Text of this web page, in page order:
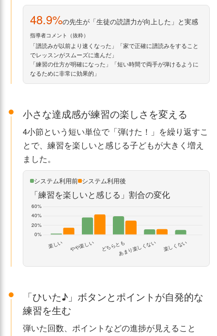
48.9%の先生が「生徒の読譜力が向上した」と実感
指導者コメント（抜粋）
「譜読みが以前より速くなった」「家で正確に譜読みをすること
でレッスンがスムーズに進んだ」
「練習の仕方が明確になった」「短い時間で両手が弾けるように
なるために非常に効果的」
小さな達成感が練習の楽しさを変える
4小節という短い単位で「弾けた！」を繰り返すこ
とで、練習を楽しいと感じる子どもが大きく増え
ました。
システム利用前 システム利用後
「練習を楽しいと感じる」割合の変化
「ひいた♪」ボタンとポイントが自発的な
練習を生む
弾いた回数、ポイントなどの進捗が見えること